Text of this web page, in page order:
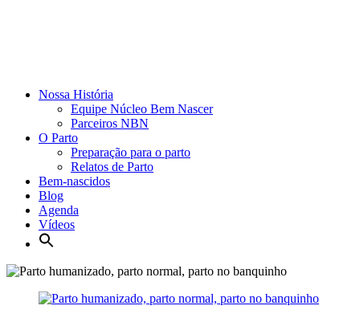
Nossa História
Equipe Núcleo Bem Nascer
Parceiros NBN
O Parto
Preparação para o parto
Relatos de Parto
Bem-nascidos
Blog
Agenda
Vídeos